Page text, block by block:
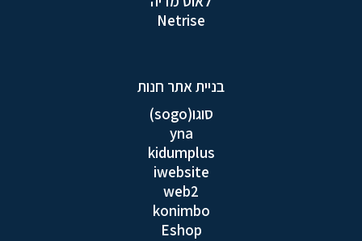
Netrise
בניית אתר חנות
סוגו(sogo)
yna
kidumplus
iwebsite
web2
konimbo
Eshop